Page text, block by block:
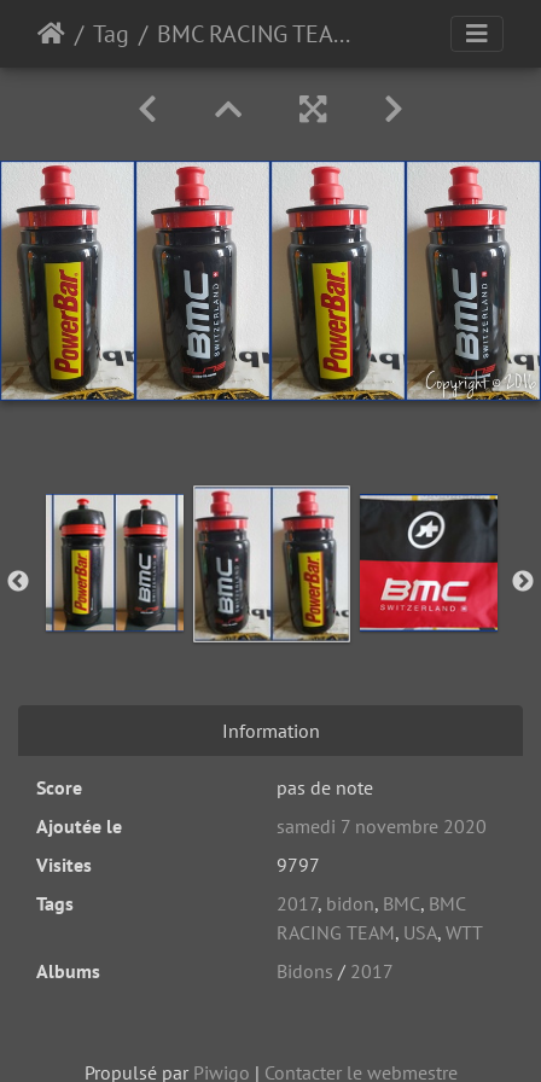
Tag BMC RACING TEAM (WTT) - 2017
Information
Score
pas de note
Ajoutée le
samedi 7 novembre 2020
Visites
9797
Tags
2017, bidon, BMC, BMC
RACING TEAM, USA, WTT
Albums
Bidons / 2017
Propulsé par Piwigo | Contacter le webmestre